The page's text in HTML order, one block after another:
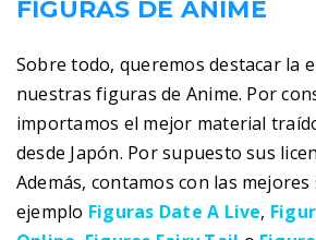
FIGURAS DE ANIME
Sobre todo, queremos destacar la
nuestras figuras de Anime. Por
importamos el mejor material
desde Japón. Por supuesto sus
Además, contamos con las
ejemplo Figuras Date A Live,